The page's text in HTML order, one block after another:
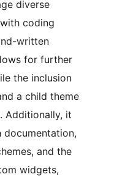
diverse
coding
written
for further
the inclusion
a child theme
Additionally, it
documentation,
and the
widgets,